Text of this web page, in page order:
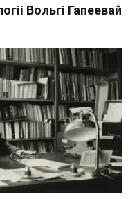
Вольгі Гапеевай